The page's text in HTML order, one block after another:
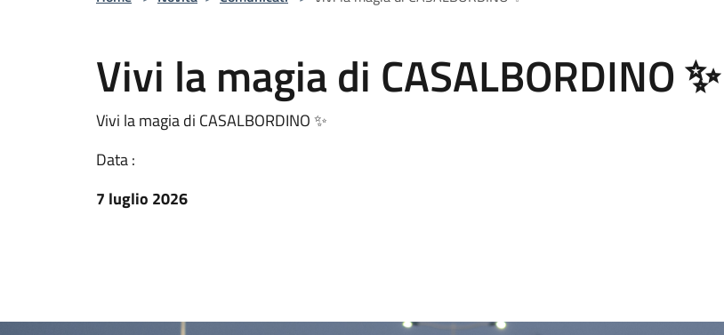
Vivi la magia di CASALBORDINO ✨
Vivi la magia di CASALBORDINO ✨
Data :
7 luglio 2026